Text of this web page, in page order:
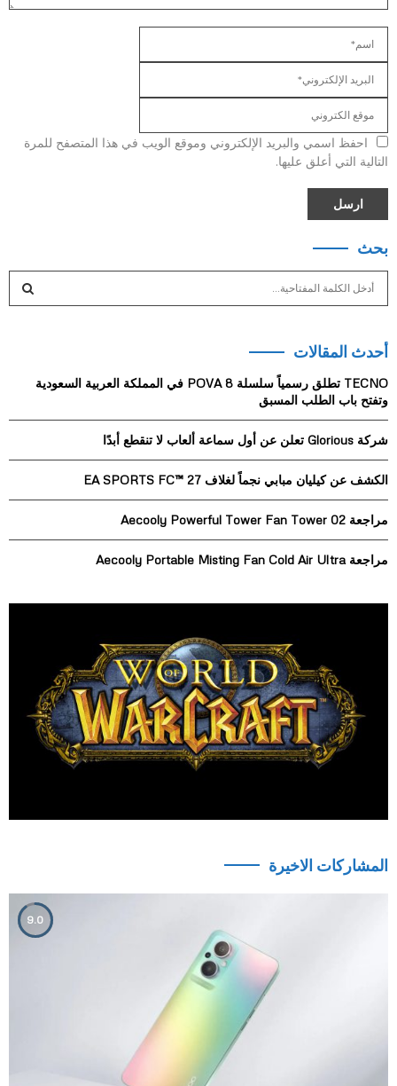
احفظ اسمي والبريد الإلكتروني وموقع الويب في هذا المتصفح للمرة
التالية التي أعلق عليها.
بحث
c
f
o
:
C
H
أحدث المقالات
TECNO تطلق رسمياً سلسلة POVA 8 في المملكة العربية السعودية
وتفتح باب الطلب المسبق
شركة Glorious تعلن عن أول سماعة ألعاب لا تنقطع أبدًا
الكشف عن كيليان مبابي نجماً لغلاف EA SPORTS FC™ 27
مراجعة Aecooly Powerful Tower Fan Tower 02
مراجعة Aecooly Portable Misting Fan Cold Air Ultra
المشاركات الاخيرة
9.0